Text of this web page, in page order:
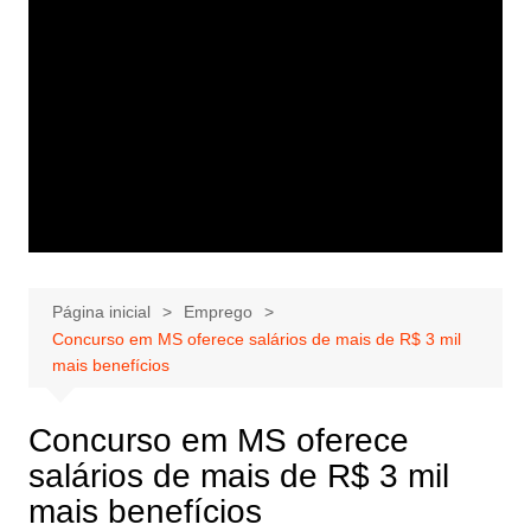
Página inicial
Emprego
Concurso em MS oferece salários de mais de R$ 3 mil
mais benefícios
Concurso em MS oferece
salários de mais de R$ 3 mil
mais benefícios